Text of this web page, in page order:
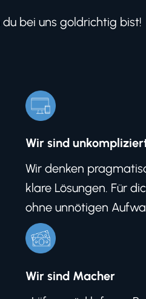
bei uns goldrichtig bist!
Wir sind
Wir denken
klare Lösungen. Für
ohne unnötigen
Wir sind Macher